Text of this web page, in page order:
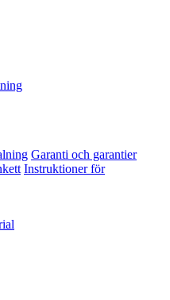
Garanti och garantier
Instruktioner för